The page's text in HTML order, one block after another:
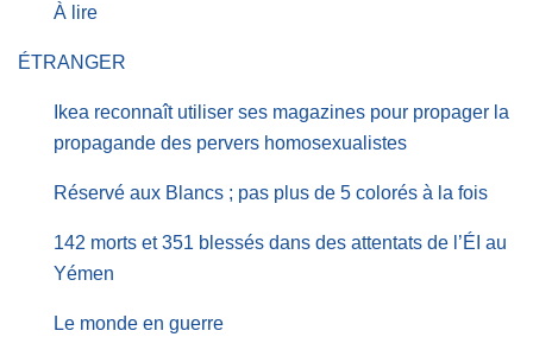
À lire
ÉTRANGER
Ikea reconnaît utiliser ses magazines pour propager la
propagande des pervers homosexualistes
Réservé aux Blancs ; pas plus de 5 colorés à la fois
142 morts et 351 blessés dans des attentats de l’ÉI au
Yémen
Le monde en guerre